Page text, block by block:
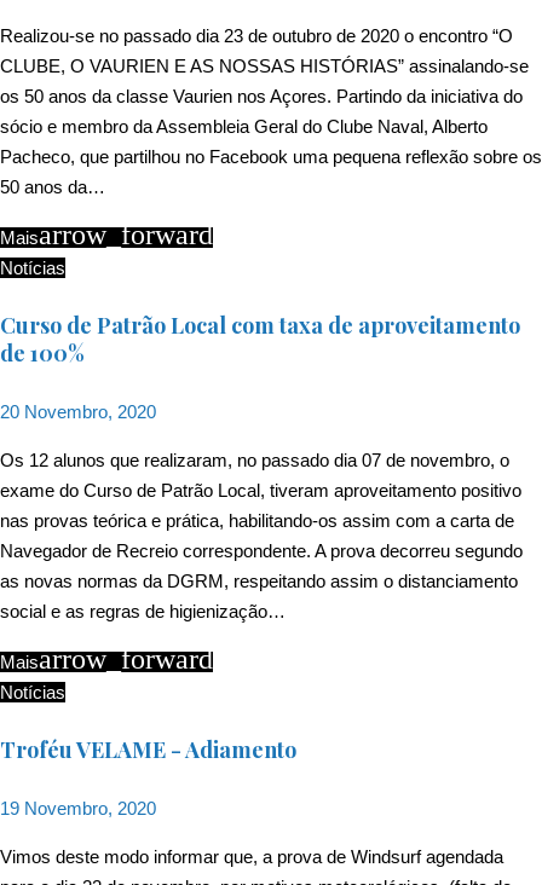
Realizou-se no passado dia 23 de outubro de 2020 o encontro “O
CLUBE, O VAURIEN E AS NOSSAS HISTÓRIAS” assinalando-se
os 50 anos da classe Vaurien nos Açores. Partindo da iniciativa do
sócio e membro da Assembleia Geral do Clube Naval, Alberto
Pacheco, que partilhou no Facebook uma pequena reflexão sobre os
50 anos da…
Maisarrow_forward
Notícias
Curso de Patrão Local com taxa de aproveitamento
de 100%
20 Novembro, 2020
Os 12 alunos que realizaram, no passado dia 07 de novembro, o
exame do Curso de Patrão Local, tiveram aproveitamento positivo
nas provas teórica e prática, habilitando-os assim com a carta de
Navegador de Recreio correspondente. A prova decorreu segundo
as novas normas da DGRM, respeitando assim o distanciamento
social e as regras de higienização…
Maisarrow_forward
Notícias
Troféu VELAME - Adiamento
19 Novembro, 2020
Vimos deste modo informar que, a prova de Windsurf agendada